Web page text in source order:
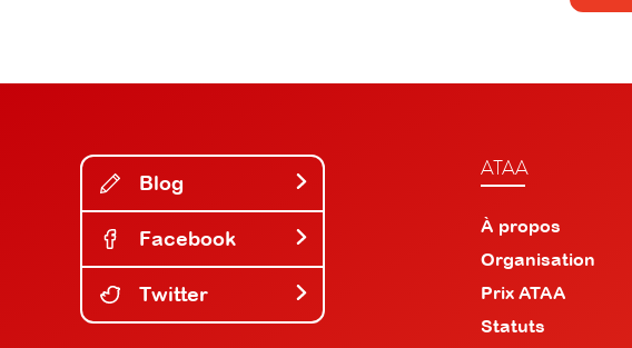
Blog
Facebook
Twitter
ATAA
À propos
Organisation
Prix ATAA
Statuts